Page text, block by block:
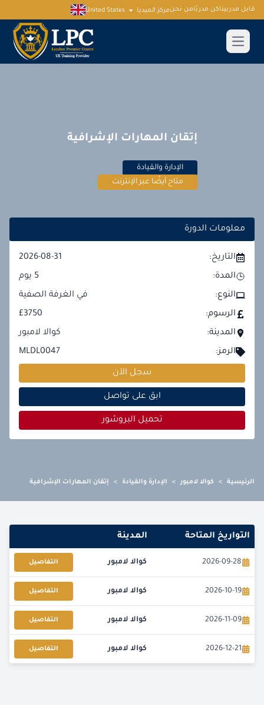
قابل مدربيناكن مدربًامن نحنمركز الميديا United States
إتقان المهارات الإشرافية
الإدارة والقيادة
متاح أيضًا عبر الإنترنت
معلومات الدورة
التاريخ:
2026-08-31
المدة:
5 يوم
النوع:
في الغرفة الصفية
الرسوم:
£3750
المدينة:
كوالا لامبور
الرمز:
MLDL0047
سجل الآن
ابق على تواصل
تحميل البروشور
الرئيسية > كوالا لامبور > الإدارة والقيادة > إتقان المهارات الإشرافية
التواريخ المتاحة المدينة
2026-09-28 كوالا لامبور التفاصيل
2026-10-19 كوالا لامبور التفاصيل
2026-11-09 كوالا لامبور التفاصيل
2026-12-21 كوالا لامبور التفاصيل